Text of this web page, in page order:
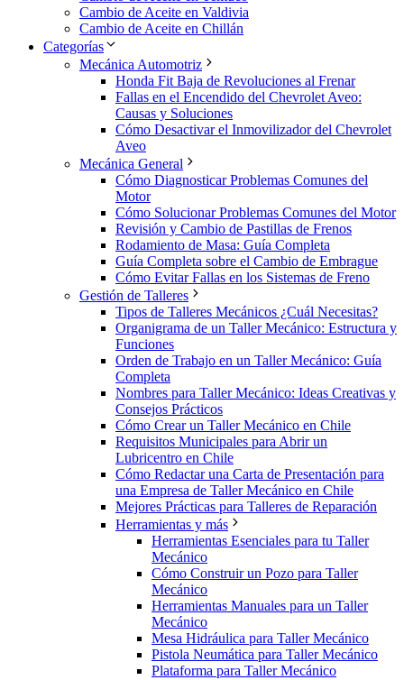
Cambio de Aceite en Valdivia
Cambio de Aceite en Chillán
Categorías
Mecánica Automotriz
Honda Fit Baja de Revoluciones al Frenar
Fallas en el Encendido del Chevrolet Aveo:
Causas y Soluciones
Cómo Desactivar el Inmovilizador del Chevrolet
Aveo
Mecánica General
Cómo Diagnosticar Problemas Comunes del
Motor
Cómo Solucionar Problemas Comunes del Motor
Revisión y Cambio de Pastillas de Frenos
Rodamiento de Masa: Guía Completa
Guía Completa sobre el Cambio de Embrague
Cómo Evitar Fallas en los Sistemas de Freno
Gestión de Talleres
Tipos de Talleres Mecánicos ¿Cuál Necesitas?
Organigrama de un Taller Mecánico: Estructura y
Funciones
Orden de Trabajo en un Taller Mecánico: Guía
Completa
Nombres para Taller Mecánico: Ideas Creativas y
Consejos Prácticos
Cómo Crear un Taller Mecánico en Chile
Requisitos Municipales para Abrir un
Lubricentro en Chile
Cómo Redactar una Carta de Presentación para
una Empresa de Taller Mecánico en Chile
Mejores Prácticas para Talleres de Reparación
Herramientas y más
Herramientas Esenciales para tu Taller
Mecánico
Cómo Construir un Pozo para Taller
Mecánico
Herramientas Manuales para un Taller
Mecánico
Mesa Hidráulica para Taller Mecánico
Pistola Neumática para Taller Mecánico
Plataforma para Taller Mecánico